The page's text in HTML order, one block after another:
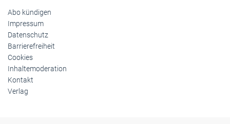
Abo kündigen
Impressum
Datenschutz
Barrierefreiheit
Cookies
Inhaltemoderation
Kontakt
Verlag